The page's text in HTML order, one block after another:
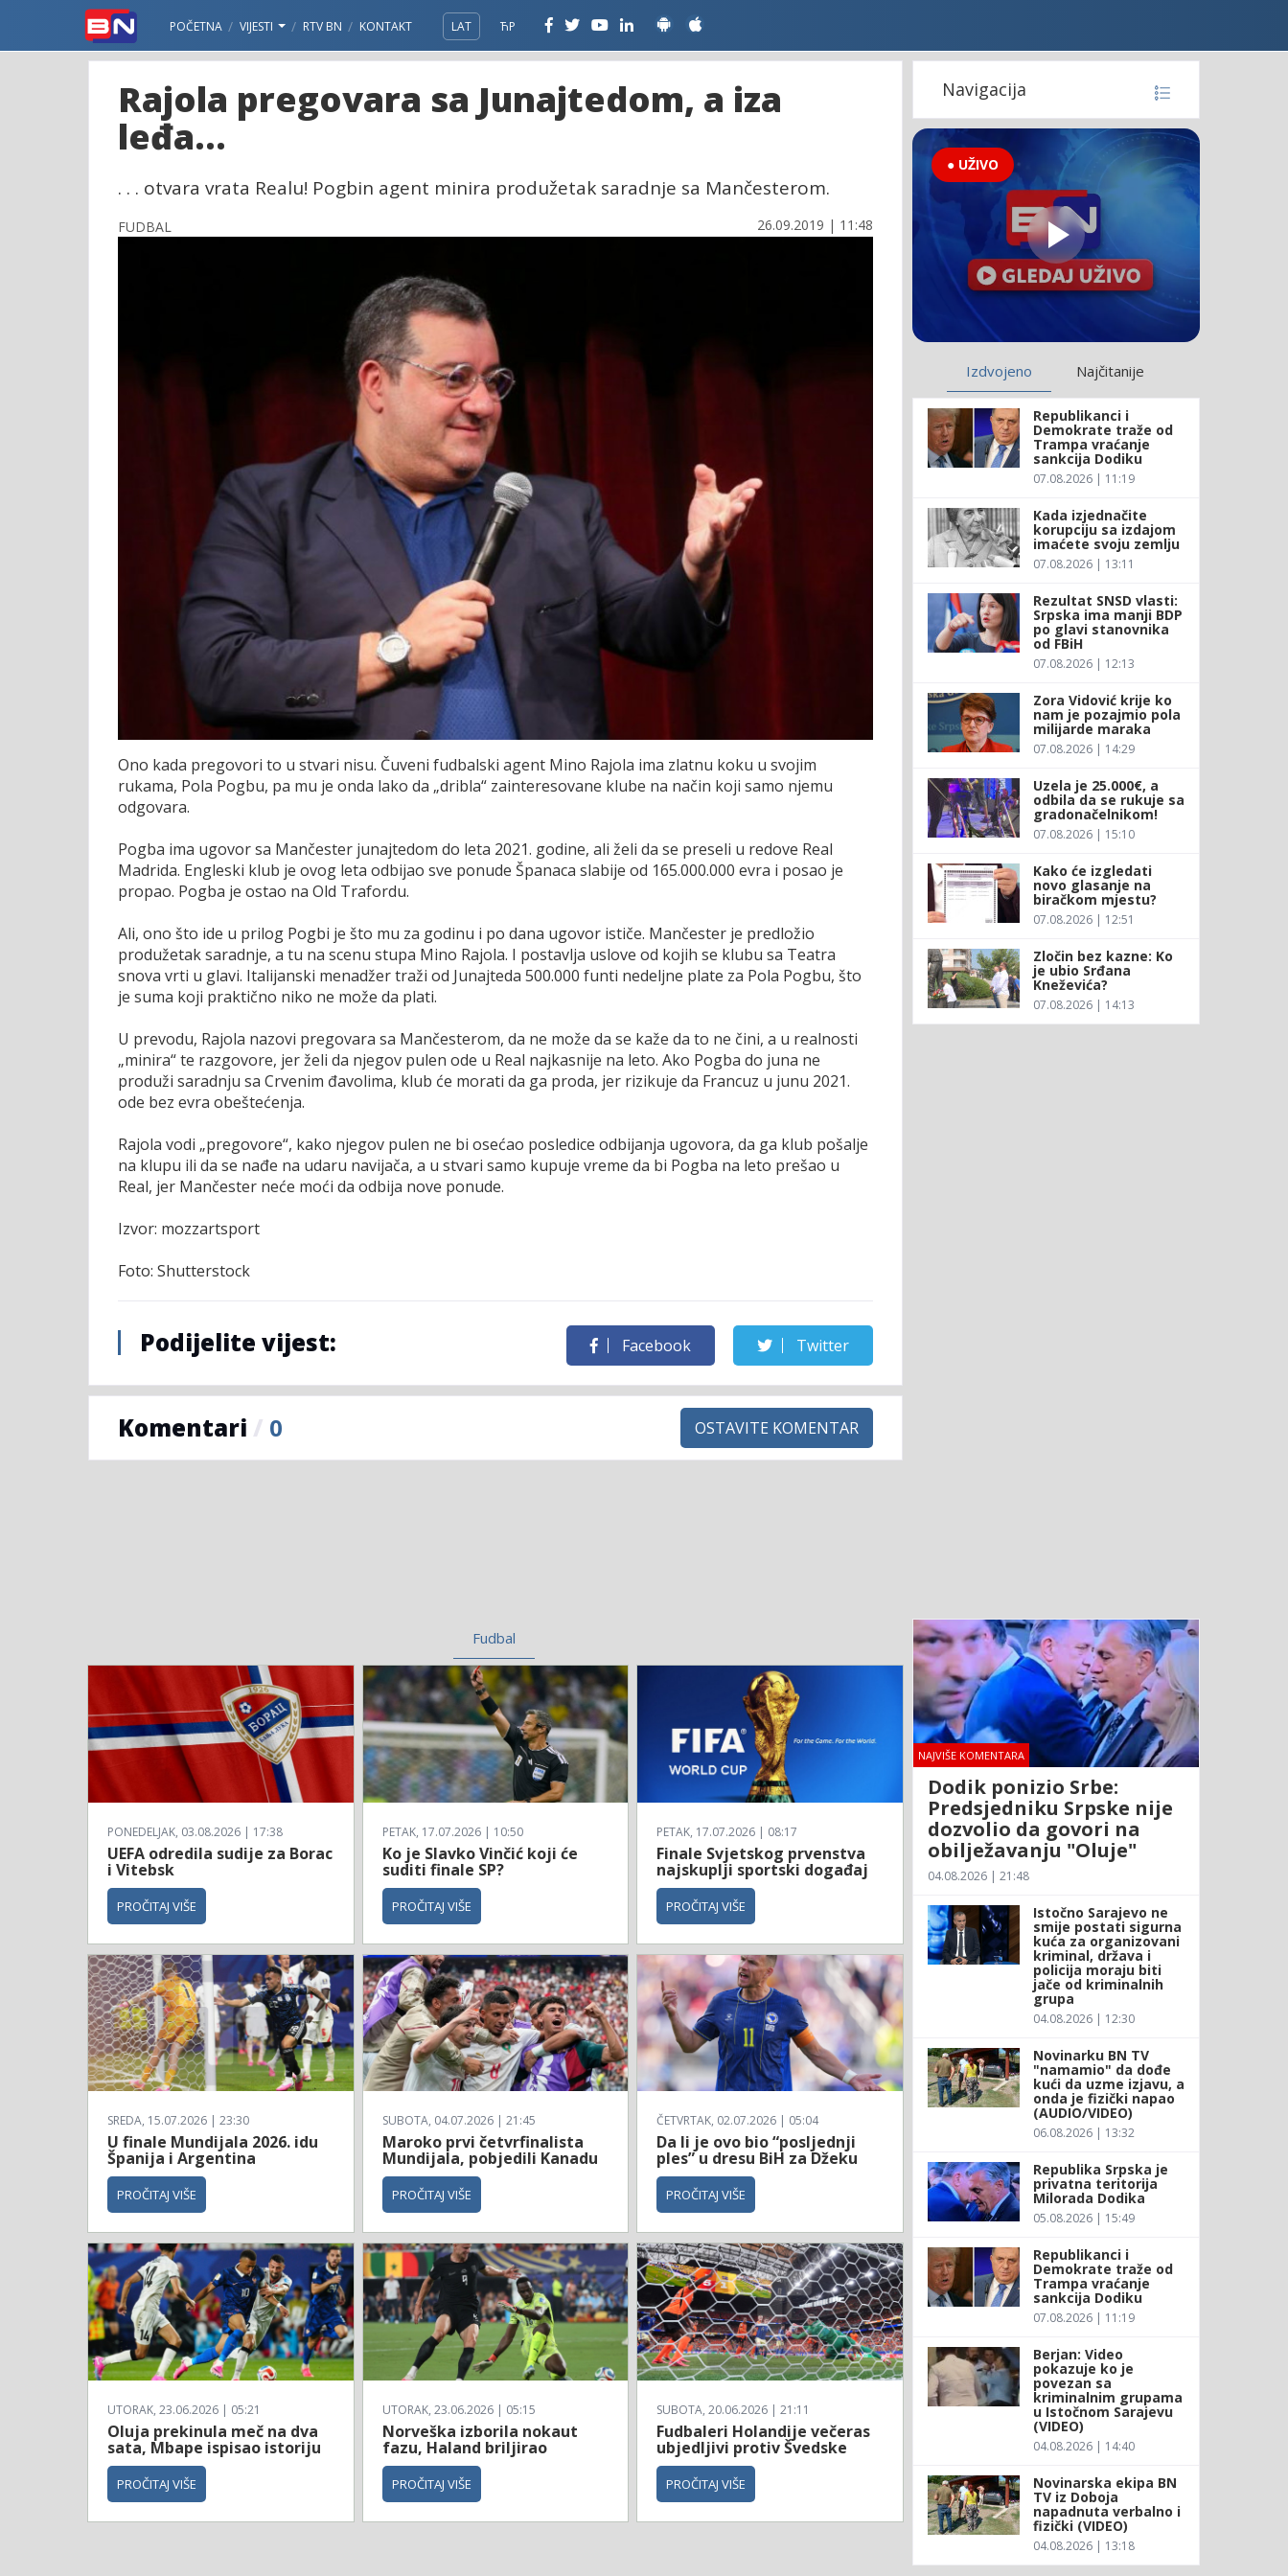
POČETNA VIJESTI RTV BN KONTAKT LAT ЋР
Rajola pregovara sa Junajtedom, a iza
leđa...
. . . otvara vrata Realu! Pogbin agent minira produžetak saradnje sa Mančesterom.
FUDBAL 26.09.2019 | 11:48
Ono kada pregovori to u stvari nisu. Čuveni fudbalski agent Mino Rajola ima zlatnu koku u svojim
rukama, Pola Pogbu, pa mu je onda lako da „dribla“ zainteresovane klube na način koji samo njemu
odgovara.
Pogba ima ugovor sa Mančester junajtedom do leta 2021. godine, ali želi da se preseli u redove Real
Madrida. Engleski klub je ovog leta odbijao sve ponude Španaca slabije od 165.000.000 evra i posao je
propao. Pogba je ostao na Old Trafordu.
Ali, ono što ide u prilog Pogbi je što mu za godinu i po dana ugovor ističe. Mančester je predložio
produžetak saradnje, a tu na scenu stupa Mino Rajola. I postavlja uslove od kojih se klubu sa Teatra
snova vrti u glavi. Italijanski menadžer traži od Junajteda 500.000 funti nedeljne plate za Pola Pogbu, što
je suma koji praktično niko ne može da plati.
U prevodu, Rajola nazovi pregovara sa Mančesterom, da ne može da se kaže da to ne čini, a u realnosti
„minira“ te razgovore, jer želi da njegov pulen ode u Real najkasnije na leto. Ako Pogba do juna ne
produži saradnju sa Crvenim đavolima, klub će morati da ga proda, jer rizikuje da Francuz u junu 2021.
ode bez evra obeštećenja.
Rajola vodi „pregovore“, kako njegov pulen ne bi osećao posledice odbijanja ugovora, da ga klub pošalje
na klupu ili da se nađe na udaru navijača, a u stvari samo kupuje vreme da bi Pogba na leto prešao u
Real, jer Mančester neće moći da odbija nove ponude.
Izvor: mozzartsport
Foto: Shutterstock
Podijelite vijest: Facebook Twitter
Komentari / 0 OSTAVITE KOMENTAR
Fudbal
PONEDELJAK, 03.08.2026 | 17:38
UEFA odredila sudije za Borac
i Vitebsk
PROČITAJ VIŠE
PETAK, 17.07.2026 | 10:50
Ko je Slavko Vinčić koji će
suditi finale SP?
PROČITAJ VIŠE
PETAK, 17.07.2026 | 08:17
Finale Svjetskog prvenstva
najskuplji sportski događaj
PROČITAJ VIŠE
SREDA, 15.07.2026 | 23:30
U finale Mundijala 2026. idu
Španija i Argentina
PROČITAJ VIŠE
SUBOTA, 04.07.2026 | 21:45
Maroko prvi četvrfinalista
Mundijala, pobjedili Kanadu
PROČITAJ VIŠE
ČETVRTAK, 02.07.2026 | 05:04
Da li je ovo bio “posljednji
ples” u dresu BiH za Džeku
PROČITAJ VIŠE
UTORAK, 23.06.2026 | 05:21
Oluja prekinula meč na dva
sata, Mbape ispisao istoriju
PROČITAJ VIŠE
UTORAK, 23.06.2026 | 05:15
Norveška izborila nokaut
fazu, Haland briljirao
PROČITAJ VIŠE
SUBOTA, 20.06.2026 | 21:11
Fudbaleri Holandije večeras
ubjedljivi protiv Švedske
PROČITAJ VIŠE
Navigacija
● UŽIVO
Izdvojeno Najčitanije
Republikanci i
Demokrate traže od
Trampa vraćanje
sankcija Dodiku
07.08.2026 | 11:19
Kada izjednačite
korupciju sa izdajom
imaćete svoju zemlju
07.08.2026 | 13:11
Rezultat SNSD vlasti:
Srpska ima manji BDP
po glavi stanovnika
od FBiH
07.08.2026 | 12:13
Zora Vidović krije ko
nam je pozajmio pola
milijarde maraka
07.08.2026 | 14:29
Uzela je 25.000€, a
odbila da se rukuje sa
gradonačelnikom!
07.08.2026 | 15:10
Kako će izgledati
novo glasanje na
biračkom mjestu?
07.08.2026 | 12:51
Zločin bez kazne: Ko
je ubio Srđana
Kneževića?
07.08.2026 | 14:13
NAJVIŠE KOMENTARA
Dodik ponizio Srbe:
Predsjedniku Srpske nije
dozvolio da govori na
obilježavanju "Oluje"
04.08.2026 | 21:48
Istočno Sarajevo ne
smije postati sigurna
kuća za organizovani
kriminal, država i
policija moraju biti
jače od kriminalnih
grupa
04.08.2026 | 12:30
Novinarku BN TV
"namamio" da dođe
kući da uzme izjavu, a
onda je fizički napao
(AUDIO/VIDEO)
06.08.2026 | 13:32
Republika Srpska je
privatna teritorija
Milorada Dodika
05.08.2026 | 15:49
Republikanci i
Demokrate traže od
Trampa vraćanje
sankcija Dodiku
07.08.2026 | 11:19
Berjan: Video
pokazuje ko je
povezan sa
kriminalnim grupama
u Istočnom Sarajevu
(VIDEO)
04.08.2026 | 14:40
Novinarska ekipa BN
TV iz Doboja
napadnuta verbalno i
fizički (VIDEO)
04.08.2026 | 13:18